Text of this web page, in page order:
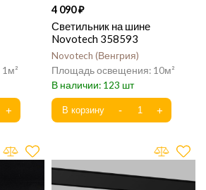
1
4 090
Светильник на шине
Novotech 358593
Novotech Венгрия
10
123